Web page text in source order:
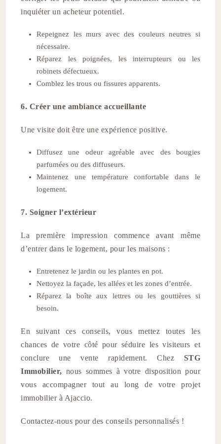
inquiéter un acheteur potentiel.
Repeignez les murs avec des couleurs neutres si
nécessaire.
Réparez les poignées, les interrupteurs ou les
robinets défectueux.
Comblez les trous ou fissures apparents.
6. Créer une ambiance accueillante
Une visite doit être une expérience positive.
Diffusez une odeur agréable avec des bougies
parfumées ou des diffuseurs.
Maintenez une température confortable dans le
logement.
7. Soigner l’extérieur
La première impression commence avant même
d’entrer dans le logement, pour les maisons :
Entretenez le jardin ou les plantes en pot.
Nettoyez la façade, les allées et les zones d’entrée.
Réparez la boîte aux lettres ou les gouttières si
besoin.
En suivant ces conseils, vous mettez toutes les
chances de votre côté pour séduire les visiteurs et
conclure une vente rapidement. Chez STG
Immobilier, nous sommes à votre disposition pour
vous accompagner tout au long de votre projet
immobilier à Ajaccio.
Contactez-nous pour des conseils personnalisés !